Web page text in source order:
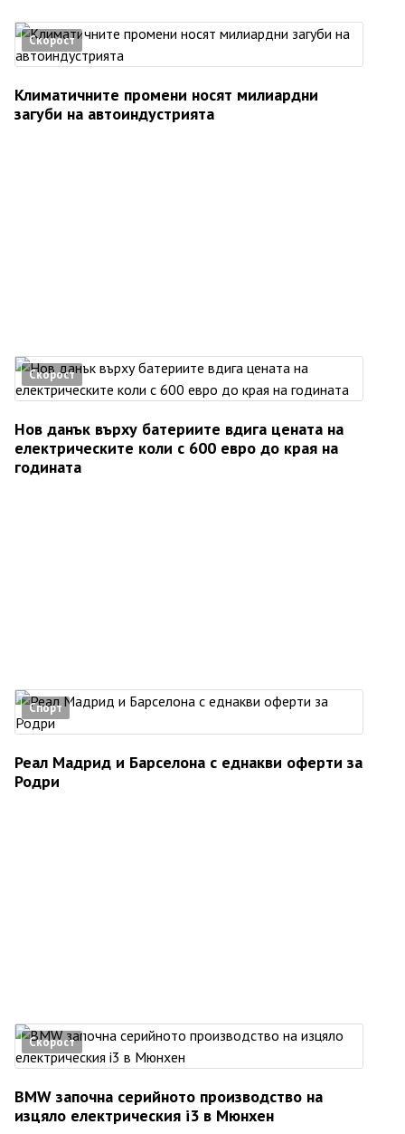
Скорост
Климатичните промени носят милиардни
загуби на автоиндустрията
Скорост
Нов данък върху батериите вдига цената на
електрическите коли с 600 евро до края на
годината
Спорт
Реал Мадрид и Барселона с еднакви оферти за
Родри
Скорост
BMW започна серийното производство на
изцяло електрическия i3 в Мюнхен